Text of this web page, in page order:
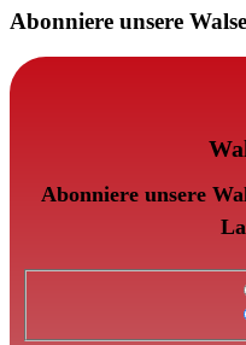
Abonniere unsere
Abonniere unsere